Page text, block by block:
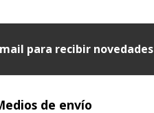
para recibir novedades
de envío